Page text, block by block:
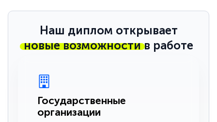
Наш диплом открывает
новые возможностив работе
Государственные
организации